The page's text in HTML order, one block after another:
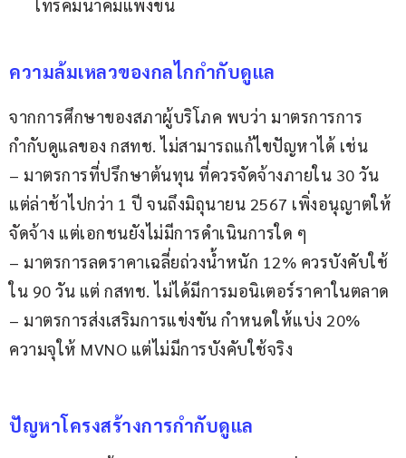
โทรคมนาคมแพงขึ้น
ความล้มเหลวของกลไกกำกับดูแล
จากการศึกษาของสภาผู้บริโภค พบว่า มาตรการการ
กำกับดูแลของ กสทช. ไม่สามารถแก้ไขปัญหาได้ เช่น
– มาตรการที่ปรึกษาต้นทุน ที่ควรจัดจ้างภายใน 30 วัน
แต่ล่าช้าไปกว่า 1 ปี จนถึงมิถุนายน 2567 เพิ่งอนุญาตให้
จัดจ้าง แต่เอกชนยังไม่มีการดำเนินการใด ๆ
– มาตรการลดราคาเฉลี่ยถ่วงน้ำหนัก 12% ควรบังคับใช้
ใน 90 วัน แต่ กสทช. ไม่ได้มีการมอนิเตอร์ราคาในตลาด
– มาตรการส่งเสริมการแข่งขัน กำหนดให้แบ่ง 20%
ความจุให้ MVNO แต่ไม่มีการบังคับใช้จริง
ปัญหาโครงสร้างการกำกับดูแล